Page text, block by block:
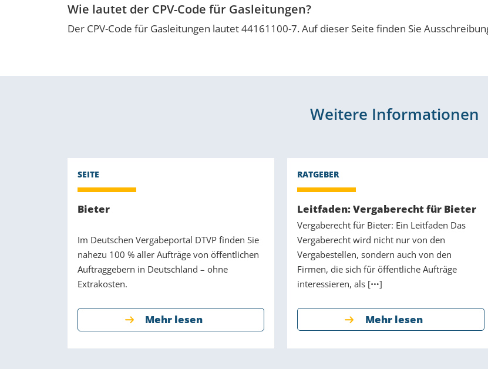
Wie lautet der CPV-Code für Gasleitungen?
Der CPV-Code für Gasleitungen lautet 44161100-7. Auf dieser Seite finden Sie
Weitere Informationen
Bieter
Im Deutschen Vergabeportal DTVP finden Sie
nahezu 100 % aller Aufträge von öffentlichen
Auftraggebern in Deutschland – ohne
Extrakosten.
Mehr lesen
Leitfaden: Vergaberecht für Bieter
Vergaberecht für Bieter: Ein Leitfaden Das
Vergaberecht wird nicht nur von den
Vergabestellen, sondern auch von den
Firmen, die sich für öffentliche Aufträge
interessieren, als [
]
Mehr lesen